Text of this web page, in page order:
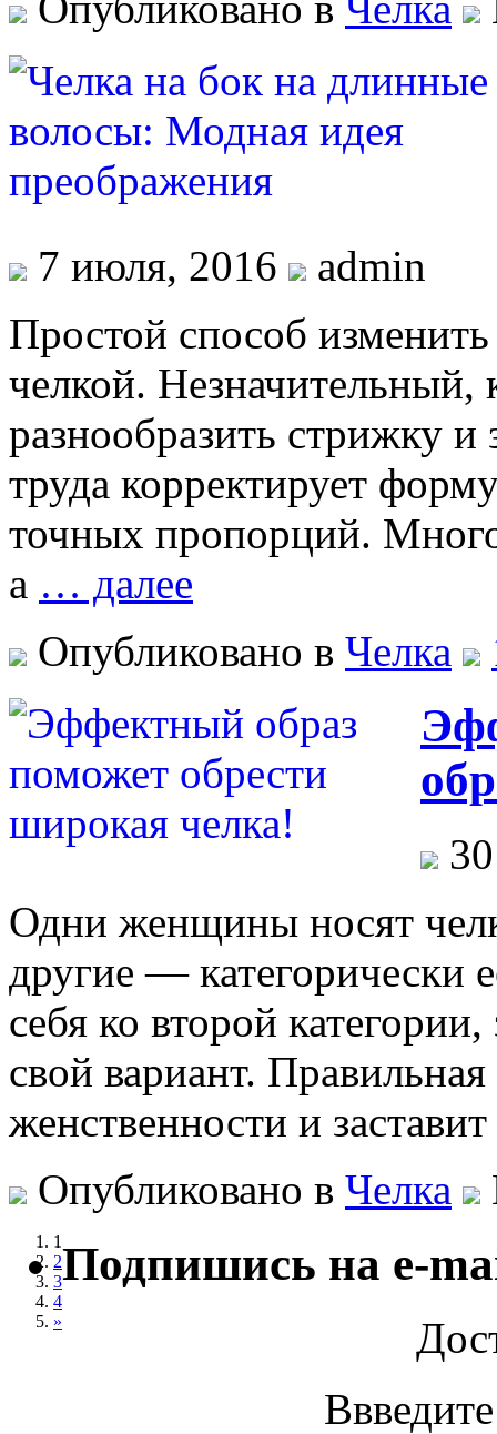
7 июля, 2016
admin
Простой способ
челкой. Незначительный,
разнообразить стрижку и
труда корректирует
точных пропорций.
а … далее
Опубликовано в Челка
Одни женщины носят
другие — категорически
себя ко второй
свой вариант. Правильная
женственности и заставит
Опубликовано в Челка
1
2
3
4
»
Подпишись на e-